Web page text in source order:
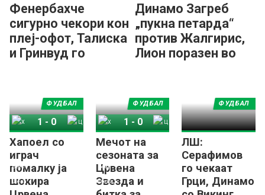
Фенербахче
сигурно чекори кон
плеј-офот, Талиска
и Гринвуд го
Динамо Загреб
„пукна петарда“
против Жалгирис,
Лион поразен во
Хапоел со
играч
помалку ја
шокира
ФУДБАЛ
Хапоел Беер Шева
1 - 0
Мечот на
сезоната за
Црвена
Звезда и
ФУДБАЛ
Хапоел Беер Шева
1 - 0
ЛШ:
Серафимов
го чекаат
Грци, Динамо
ФУДБАЛ